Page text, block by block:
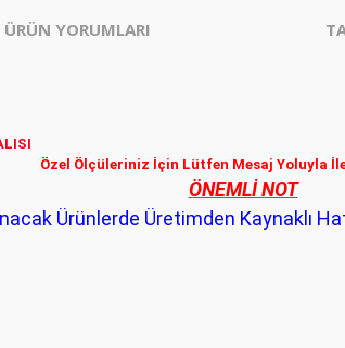
ÜRÜN YORUMLARI
Özel Ölçüleriniz İçin Lütfen Mesaj Yoluyla
ÖNEMLİ NOT
Ürünlerde Üretimden Kaynaklı